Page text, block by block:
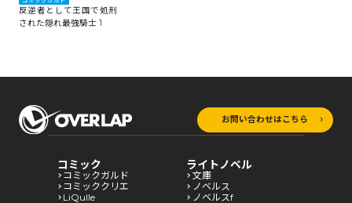
反逆者として王国で処刑
された隠れ最強騎士 1
お問い合わせはこちら
コミック
コミックガルド
コミッククリエ
LiQulle
ライトノベル
文庫
ノベルス
ノベルスf